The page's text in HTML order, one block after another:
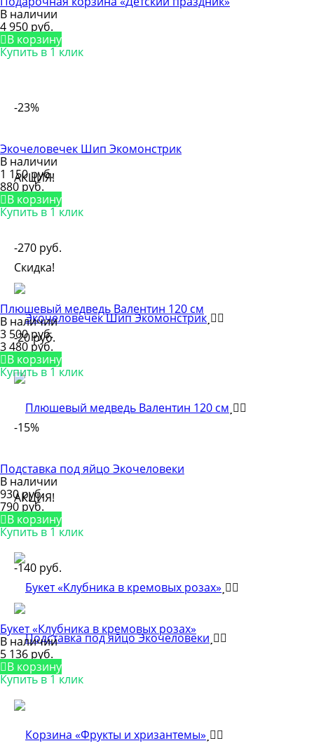
В наличии
4 950 руб.
В корзину
Купить в 1 клик
-23%
АКЦИЯ!
-270 руб.
Экочеловечек Шип Экомонстрик
В наличии
1 150 руб.
880 руб.
В корзину
Купить в 1 клик
Скидка!
-20 руб.
Плюшевый медведь Валентин 120 см
В наличии
3 500 руб.
3 480 руб.
В корзину
Купить в 1 клик
-15%
АКЦИЯ!
-140 руб.
Подставка под яйцо Экочеловеки
В наличии
930 руб.
790 руб.
В корзину
Купить в 1 клик
Букет «Клубника в кремовых розах»
В наличии
5 136 руб.
В корзину
Купить в 1 клик